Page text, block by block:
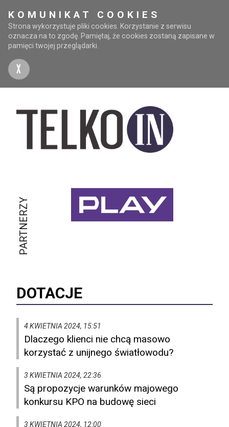
KOMUNIKAT COOKIES
Strona wykorzystuje pliki cookies. Korzystanie z serwisu
oznacza na to zgodę. Pamiętaj, że cookies zostaną zapisane w
pamięci twojej przeglądarki.
X
PARTNERZY
DOTACJE
4 KWIETNIA 2024, 15:51
Dlaczego klienci nie chcą masowo
korzystać z unijnego światłowodu?
3 KWIETNIA 2024, 22:36
Są propozycje warunków majowego
konkursu KPO na budowę sieci
3 KWIETNIA 2024, 12:00